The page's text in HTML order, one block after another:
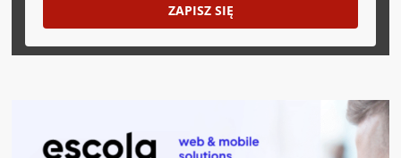
ZAPISZ SIĘ